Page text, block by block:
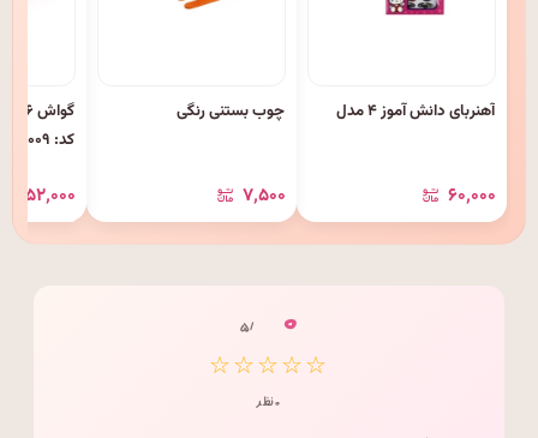
آهنربای دانش آموز ۴ مدل
۶۰٬۰۰۰
چوب بستنی رنگی
۷٬۵۰۰
کد: ۴۰۰۹
۲۵۲٬۰۰۰
۰ / ۵
☆☆☆☆☆
۰ نظر